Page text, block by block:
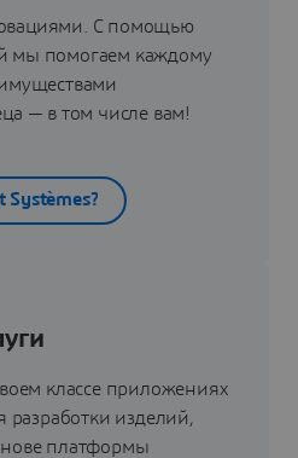
С помощью
мы помогаем каждому
— в том числе вам!
Systèmes?
классе приложениях
разработки изделий,
платформы